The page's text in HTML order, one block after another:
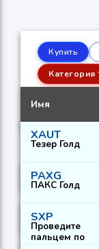
Купить
Категория
Имя
XAUT
Тезер Голд
PAXG
ПАКС Голд
SXP
Проведите
пальцем по